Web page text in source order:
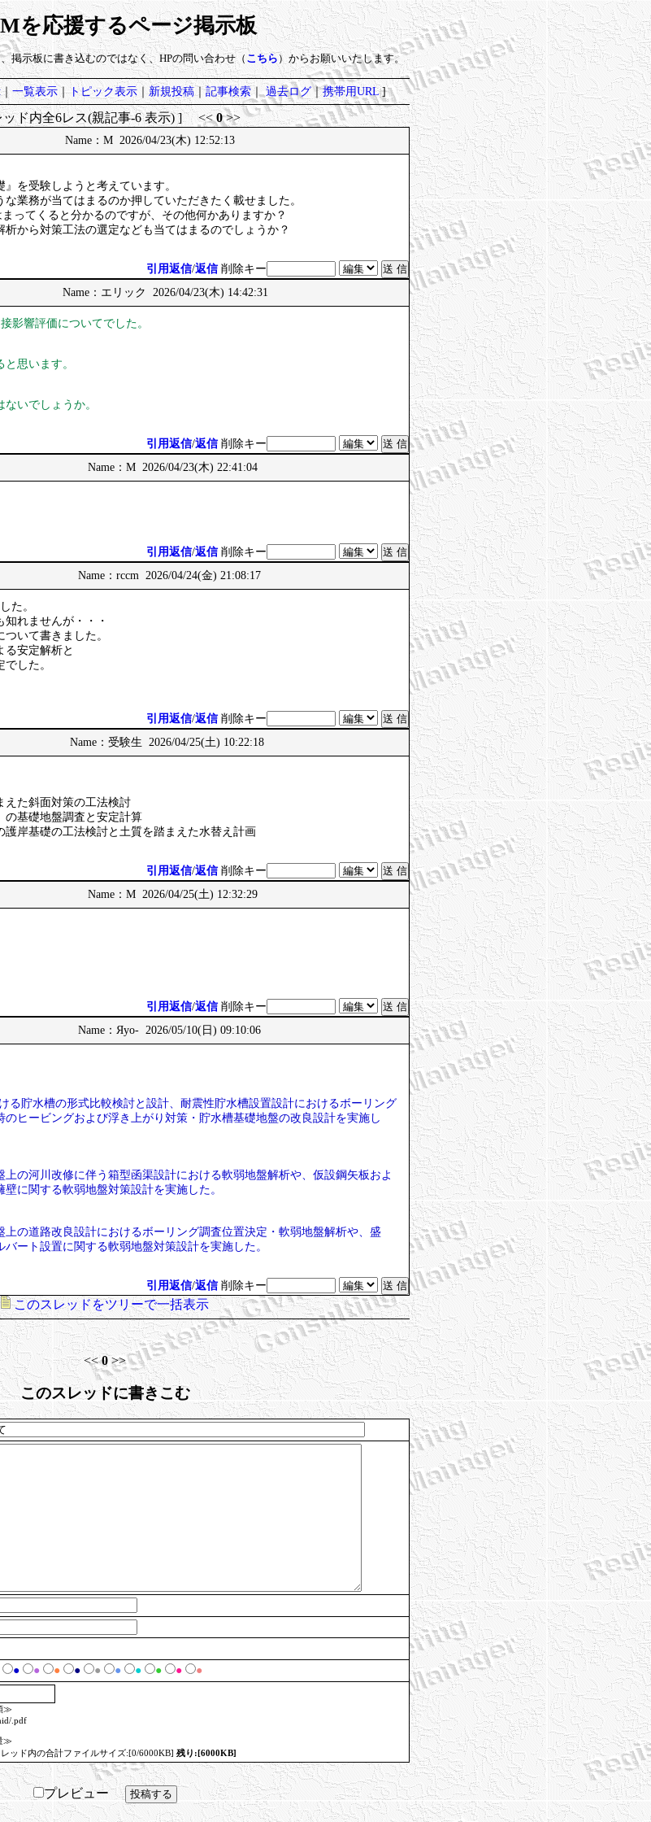
を応援するページ掲示板
掲示板に書き込むのではなく、HPの問い合わせ（ こちら ）からお願いいたします。
｜ 一覧表示｜トピック表示｜ 新規投稿｜記事検索｜ 過去ログ｜携帯用URL]
ッド内全6レス(親記事-6 表示) ] <<0>>
Name：M 2026/04/23(木) 12:52:13
を受験しようと考えています。
業務が当てはまるのか押していただきたく載せました。
ってくると分かるのですが、その他何かありますか？
から対策工法の選定なども当てはまるのでしょうか？
引用返信/返信 削除キー
Name：エリック 2026/04/23(木) 14:42:31
影響評価についてでした。
思います。
いでしょうか。
引用返信/返信 削除キー
Name：M 2026/04/23(木) 22:41:04
引用返信/返信 削除キー
Name：rccm 2026/04/24(金) 21:08:17
た。
れませんが・・・
いて書きました。
る安定解析と
した。
引用返信/返信 削除キー
Name：受験生 2026/04/25(土) 10:22:18
えた斜面対策の工法検討
の基礎地盤調査と安定計算
護岸基礎の工法検討と土質を踏まえた水替え計画
引用返信/返信 削除キー
Name：M 2026/04/25(土) 12:32:29
引用返信/返信 削除キー
Name：Яyo- 2026/05/10(日) 09:10:06
貯水槽の形式比較検討と設計、耐震性貯水槽設置設計におけるボーリング
ヒービングおよび浮き上がり対策・貯水槽基礎地盤の改良設計を実施し
の河川改修に伴う箱型函渠設計における軟弱地盤解析や、仮設鋼矢板およ
に関する軟弱地盤対策設計を実施した。
の道路改良設計におけるボーリング調査位置決定・軟弱地盤解析や、盛
ート設置に関する軟弱地盤対策設計を実施した。
引用返信/返信 削除キー
このスレッドをツリーで一括表示
<<0>>
このスレッドに書きこむ
● ● ● ● ● ● ● ● ● ●
≫
.pdf
≫
ッド内の合計ファイルサイズ:[0/6000KB] 残り:[6000KB]
プレビュー